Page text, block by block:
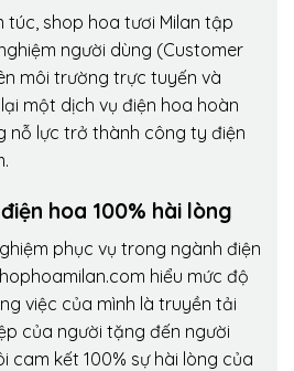
túc, shop hoa tươi Milan tập
người dùng (Customer
môi trường trực tuyến và
một dịch vụ điện hoa hoàn
nỗ lực trở thành công ty điện
hoa 100% hài lòng
phục vụ trong ngành điện
hiểu mức độ
việc của mình là truyền tải
của người tặng đến người
cam kết 100% sự hài lòng của